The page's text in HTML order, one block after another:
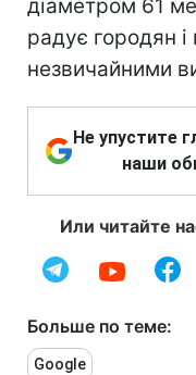
діаметром 61
радує городян і
незвичайними
Не упустите
наши
Или читайте
Больше по теме:
Google